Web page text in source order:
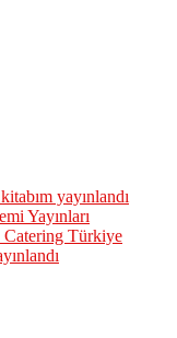
yayınlandı
Yayınları
Catering Türkiye